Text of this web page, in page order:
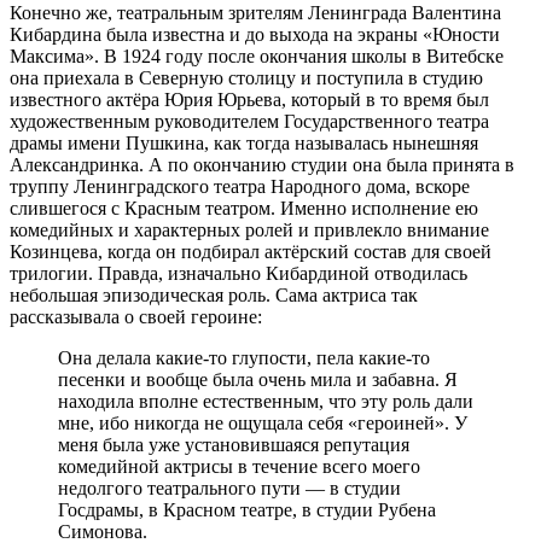
Конечно же, театральным зрителям Ленинграда Валентина
Кибардина была известна и до выхода на экраны «Юности
Максима». В 1924 году после окончания школы в Витебске
она приехала в Северную столицу и поступила в студию
известного актёра Юрия Юрьева, который в то время был
художественным руководителем Государственного театра
драмы имени Пушкина, как тогда называлась нынешняя
Александринка. А по окончанию студии она была принята в
труппу Ленинградского театра Народного дома, вскоре
слившегося с Красным театром. Именно исполнение ею
комедийных и характерных ролей и привлекло внимание
Козинцева, когда он подбирал актёрский состав для своей
трилогии. Правда, изначально Кибардиной отводилась
небольшая эпизодическая роль. Сама актриса так
рассказывала о своей героине:
Она делала какие-то глупости, пела какие-то
песенки и вообще была очень мила и забавна. Я
находила вполне естественным, что эту роль дали
мне, ибо никогда не ощущала себя «героиней». У
меня была уже установившаяся репутация
комедийной актрисы в течение всего моего
недолгого театрального пути — в студии
Госдрамы, в Красном театре, в студии Рубена
Симонова.